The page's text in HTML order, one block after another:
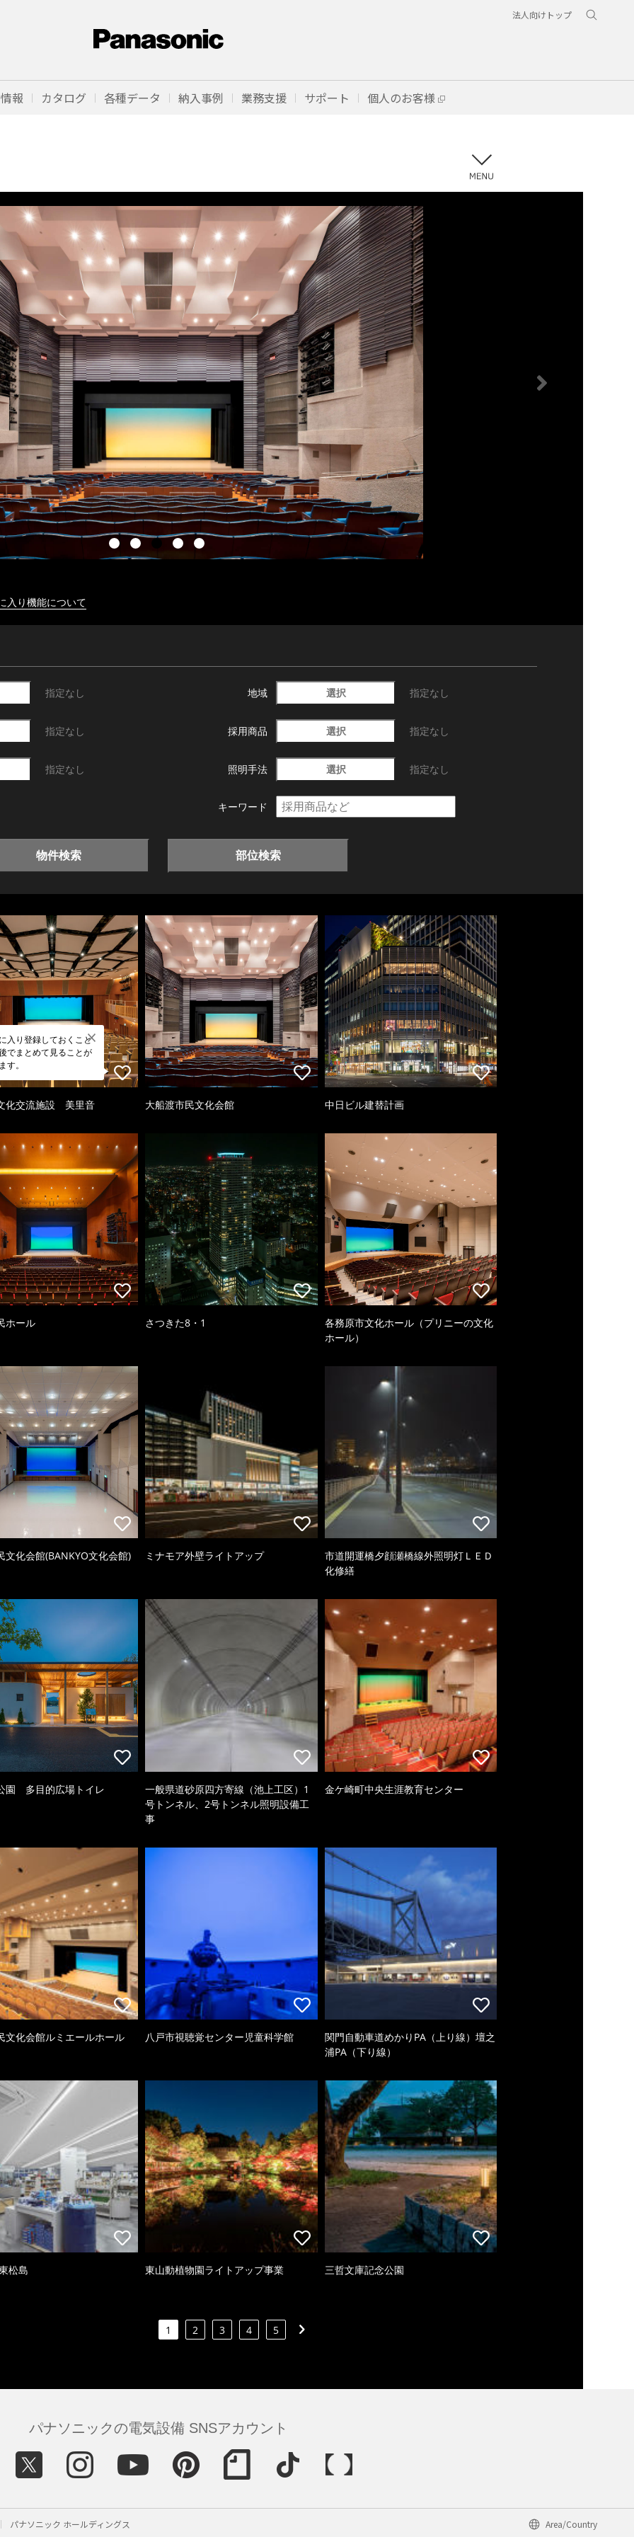
法人向けトップ
報 カタログ 各種データ 納入事例 業務支援 サポート 個人のお客様
入り機能について
指定なし 地域 選択 指定なし
指定なし 採用商品 選択 指定なし
指定なし 照明手法 選択 指定なし
キーワード
物件検索 部位検索
入り登録しておくこと
でまとめて見ることが
す。
化交流施設 美里音 大船渡市民文化会館 中日ビル建替計画
ホール さつきた8・1
各務原市文化ホール（プリニーの文化
ホール）
文化会館(BANKYO文化会館) ミナモア外壁ライトアップ
市道開運橋夕顔瀬橋線外照明灯ＬＥＤ
化修繕
園 多目的広場トイレ
一般県道砂原四方寄線（池上工区）1
号トンネル、2号トンネル照明設備工
事
金ケ崎町中央生涯教育センター
文化会館ルミエールホール 八戸市視聴覚センター児童科学館
関門自動車道めかりPA（上り線）壇之
浦PA（下り線）
松島 東山動植物園ライトアップ事業 三哲文庫記念公園
1 2 3 4 5
パナソニックの電気設備 SNSアカウント
パナソニック ホールディングス Area/Country